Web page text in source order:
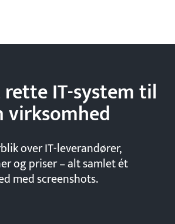
IT-system til
virksomhed
over IT-leverandører,
og priser – alt samlet ét
med screenshots.